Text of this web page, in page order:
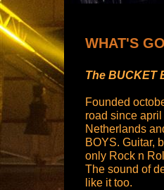
WHAT'S
The BUCKET
Founded
road since
Netherlands
BOYS. Guitar,
only Rock n
The sound of
like it too.